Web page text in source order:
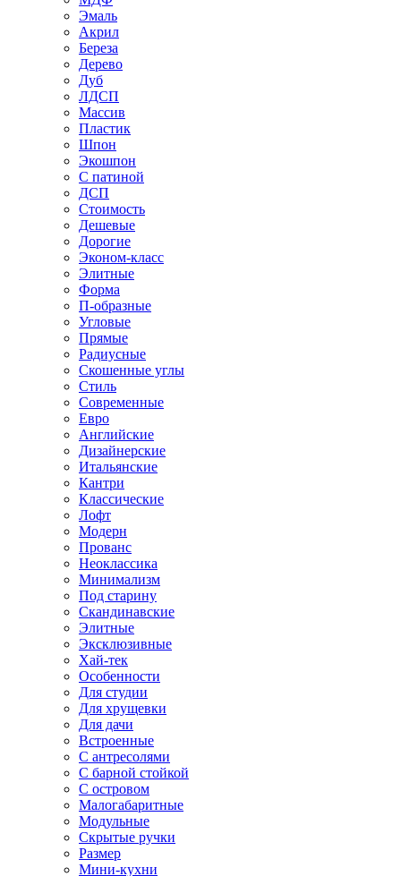
Эмаль
Акрил
Береза
Дерево
Дуб
ЛДСП
Массив
Пластик
Шпон
Экошпон
С патиной
ДСП
Стоимость
Дешевые
Дорогие
Эконом-класс
Элитные
Форма
П-образные
Угловые
Прямые
Радиусные
Скошенные углы
Стиль
Современные
Евро
Английские
Дизайнерские
Итальянские
Кантри
Классические
Лофт
Модерн
Прованс
Неоклассика
Минимализм
Под старину
Скандинавские
Элитные
Эксклюзивные
Хай-тек
Особенности
Для студии
Для хрущевки
Для дачи
Встроенные
С антресолями
С барной стойкой
С островом
Малогабаритные
Модульные
Скрытые ручки
Размер
Мини-кухни